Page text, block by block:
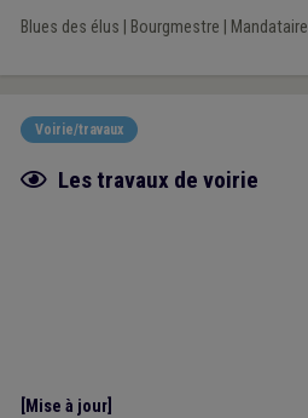
Blues des élus Bourgmestre Mandataire
Voirie/travaux
Fiche focus
Les travaux de voirie
[Mise à jour]